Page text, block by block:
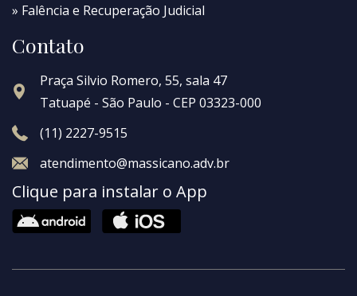
» Falência e Recuperação Judicial
Contato
Praça Silvio Romero, 55, sala 47
Tatuapé - São Paulo - CEP 03323-000
(11) 2227-9515
atendimento@massicano.adv.br
Clique para instalar o App